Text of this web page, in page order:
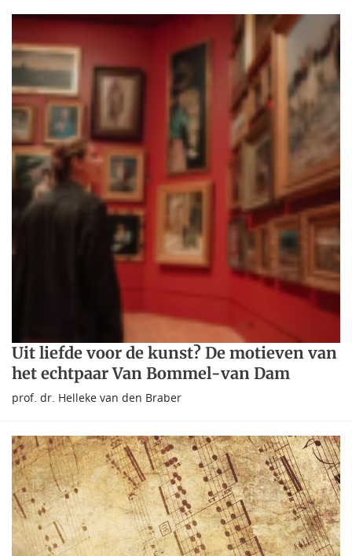
Uit liefde voor de kunst? De motieven van
het echtpaar Van Bommel-van Dam
prof. dr. Helleke van den Braber